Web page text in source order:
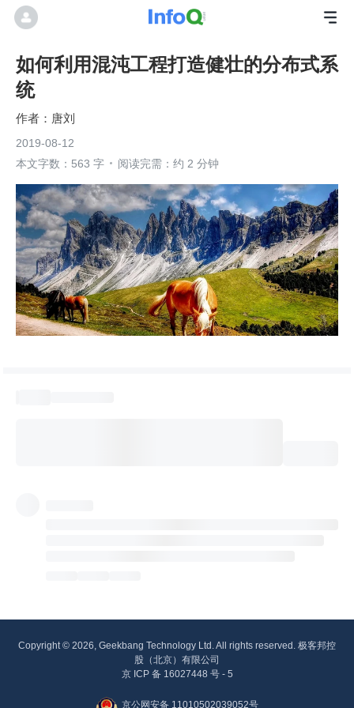
如何利用混沌工程打造健壮的分布式系
统
唐刘
2019-08-12
本文字数：563 字
阅读完需：约 2 分钟
Copyright © 2026, Geekbang Technology Ltd. All rights reserved. 极客邦控
股（北京）有限公司
京 ICP 备 16027448 号 - 5
京公网安备 11010502039052号